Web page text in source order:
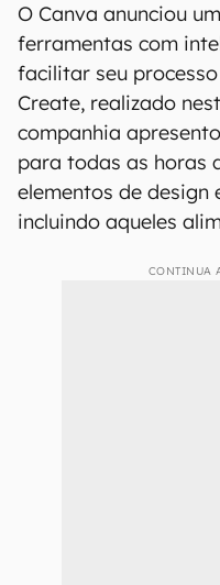
O Canva anunciou
ferramentas com
facilitar seu
Create, realizado
companhia
para todas as horas
elementos de design
incluindo aqueles
CONTINUA